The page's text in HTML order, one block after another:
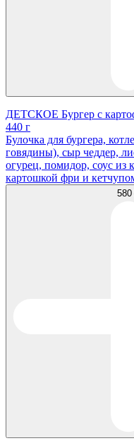
ДЕТСКОЕ Бургер с
440 г
Булочка для бургера,
говядины), сыр чеддер,
огурец, помидор, соус из
картошкой фри и
580